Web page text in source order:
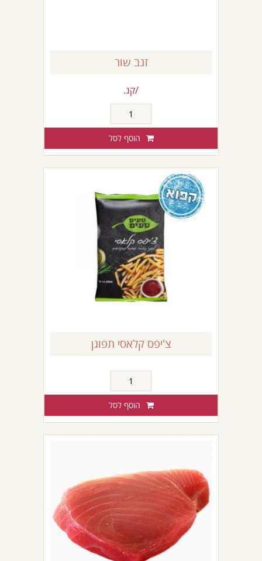
זנב שור
/קג.
של
זנב
שור
הוסף לסל
צ'יפס קלאסי תפוגן
של
צ'יפס
קלאסי
הוסף לסל